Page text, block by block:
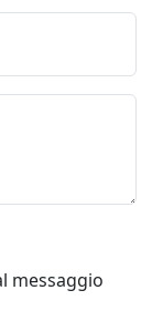
messaggio